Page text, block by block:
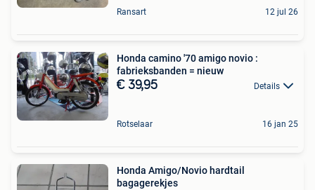
Ransart 12 jul 26
Honda camino '70 amigo novio :
fabrieksbanden = nieuw
€ 39,95 Details
Rotselaar 16 jan 25
Honda Amigo/Novio hardtail
bagagerekjes